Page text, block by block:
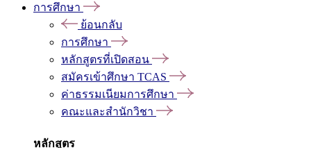
การศึกษา
ย้อนกลับ
การศึกษา
หลักสูตรที่เปิดสอน
สมัครเข้าศึกษา TCAS
ค่าธรรมเนียมการศึกษา
คณะและสำนักวิชา
หลักสูตร